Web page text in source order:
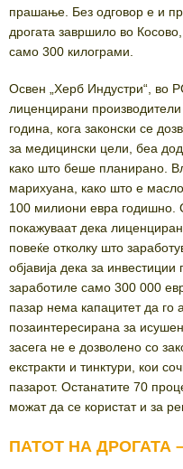
прашање. Без одговор е и
дрогата завршило во
само 300 килограми.
Освен „Херб Индустри“, во
лиценцирани
година, кога законски се
за медицински цели, беа
како што беше планирано.
марихуана, како што е
100 милиони евра годишно.
покажуваат дека
повеќе отколку што
објавија дека за
заработиле само 300 000
пазар нема капацитет да го
позаинтересирана за
засега не е дозволено со
екстракти и тинктури, кои
пазарот. Останатите 70
можат да се користат и за
ПАТОТ НА ДРОГАТА